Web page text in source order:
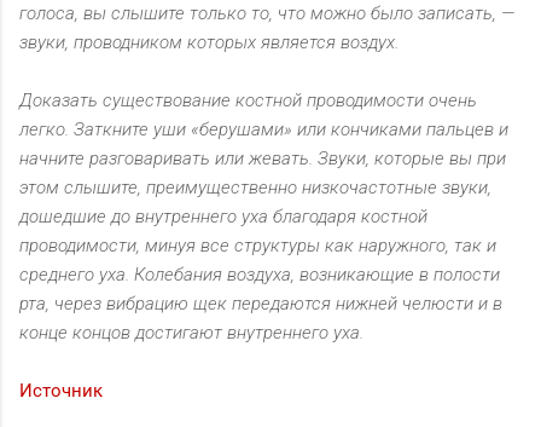
голоса, вы слышите только то, что можно было записать, —
звуки, проводником которых является воздух.
Доказать существование костной проводимости очень
легко. Заткните уши «берушами» или кончиками пальцев и
начните разговаривать или жевать. Звуки, которые вы при
этом слышите, преимущественно низкочастотные звуки,
дошедшие до внутреннего уха благодаря костной
проводимости, минуя все структуры как наружного, так и
среднего уха. Колебания воздуха, возникающие в полости
рта, через вибрацию щек передаются нижней челюсти и в
конце концов достигают внутреннего уха.
Источник